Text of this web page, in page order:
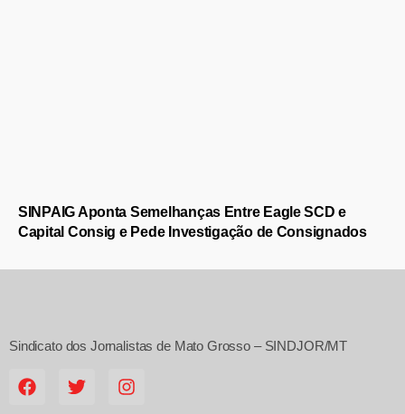
SINPAIG Aponta Semelhanças Entre Eagle SCD e
Capital Consig e Pede Investigação de Consignados
Sindicato dos Jornalistas de Mato Grosso – SINDJOR/MT